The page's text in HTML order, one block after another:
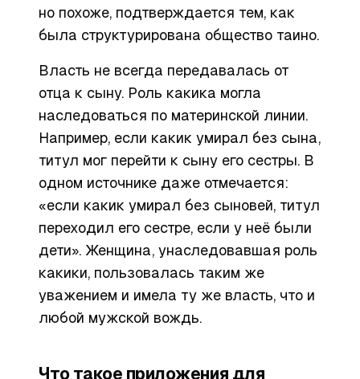
но похоже, подтверждается тем, как
была структурирована общество таино.
Власть не всегда передавалась от
отца к сыну. Роль какика могла
наследоваться по материнской линии.
Например, если какик умирал без сына,
титул мог перейти к сыну его сестры. В
одном источнике даже отмечается:
«если какик умирал без сыновей, титул
переходил его сестре, если у неё были
дети». Женщина, унаследовавшая роль
какики, пользовалась таким же
уважением и имела ту же власть, что и
любой мужской вождь.
Что такое приложения для